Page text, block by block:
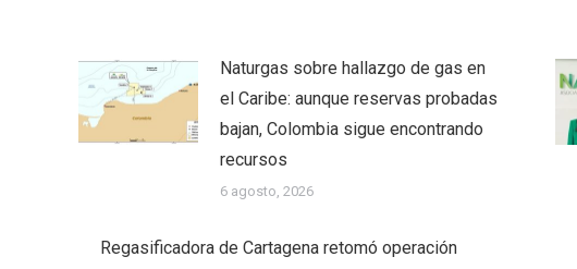
Naturgas sobre hallazgo de gas en
el Caribe: aunque reservas probadas
bajan, Colombia sigue encontrando
recursos
6 agosto, 2026
Regasificadora de Cartagena retomó operación